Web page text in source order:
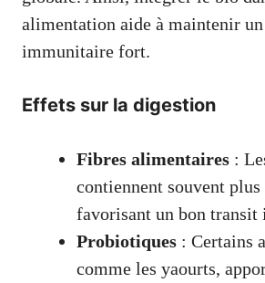
alimentation aide à maintenir
immunitaire fort.
Effets sur la digestion
Fibres alimentaires :
contiennent souvent
favorisant un bon transit
Probiotiques : Certains
comme les yaourts,